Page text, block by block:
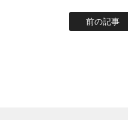
前の記事